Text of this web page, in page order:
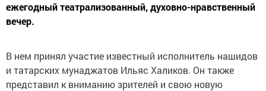
ежегодный театрализованный, духовно-нравственный
вечер.
В нем принял участие известный исполнитель нашидов
и татарских мунаджатов Ильяс Халиков. Он также
представил к вниманию зрителей и свою новую